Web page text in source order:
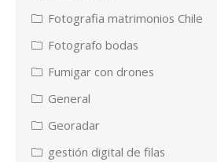
Fotografia matrimonios Chile
Fotografo bodas
Fumigar con drones
General
Georadar
gestión digital de filas